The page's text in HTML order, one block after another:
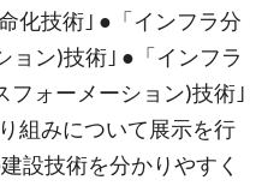
化技術｣ ●「インフラ分
ョン)技術｣ ●「インフラ
フォーメーション)技術｣
組みについて展示を行
設技術を分かりやすく